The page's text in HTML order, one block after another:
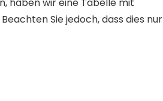
Sie jedoch, dass dies nur